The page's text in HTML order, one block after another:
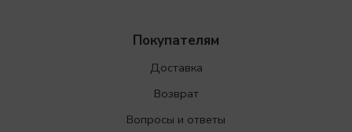
Покупателям
Доставка
Возврат
Вопросы и ответы